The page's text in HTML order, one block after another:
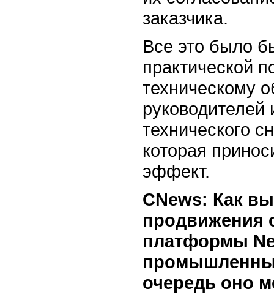
заказчика.
Все это было
практической
техническому
технического
которая
эффект.
CNews: Как
продвижения
платформы
очередь оно